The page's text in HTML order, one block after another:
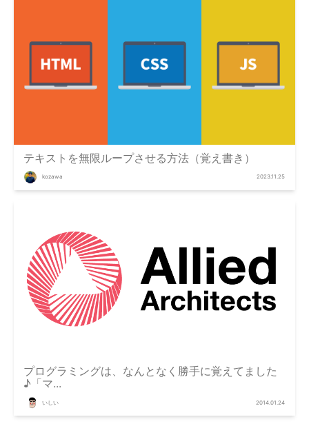
テキストを無限ループさせる方法（覚え書き）
kozawa 2023.11.25
プログラミングは、なんとなく勝手に覚えてました
♪「マ...
いしい 2014.01.24